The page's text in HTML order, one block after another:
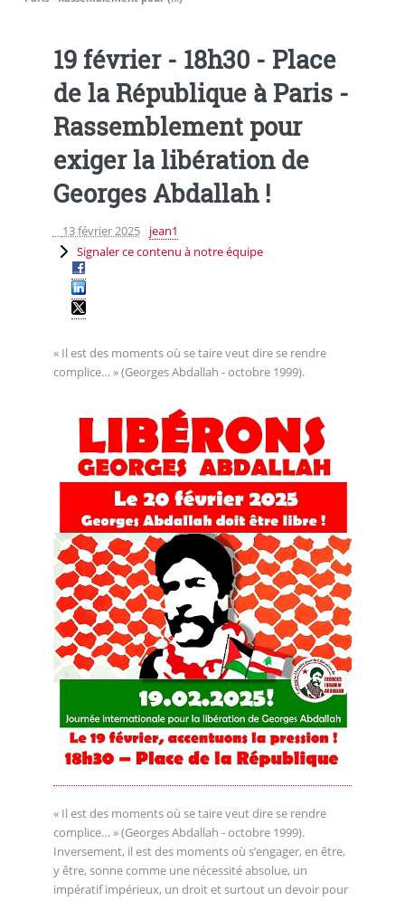
19 février - 18h30 - Place
de la République à Paris -
Rassemblement pour
exiger la libération de
Georges Abdallah !
13 février 2025
jean1
Signaler ce contenu à notre équipe
« Il est des moments où se taire veut dire se rendre
complice… » (Georges Abdallah - octobre 1999).
« Il est des moments où se taire veut dire se rendre
complice… » (Georges Abdallah - octobre 1999).
Inversement, il est des moments où s’engager, en être,
y être, sonne comme une nécessité absolue, un
impératif impérieux, un droit et surtout un devoir pour